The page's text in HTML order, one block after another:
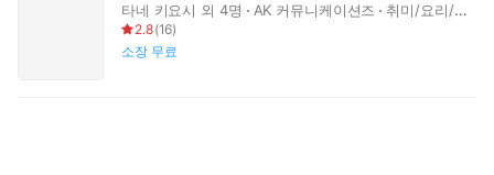
타네 키요시 외 4명 AK 커뮤니케이션즈 취미/요리/기타
2.8(16)
소장 무료